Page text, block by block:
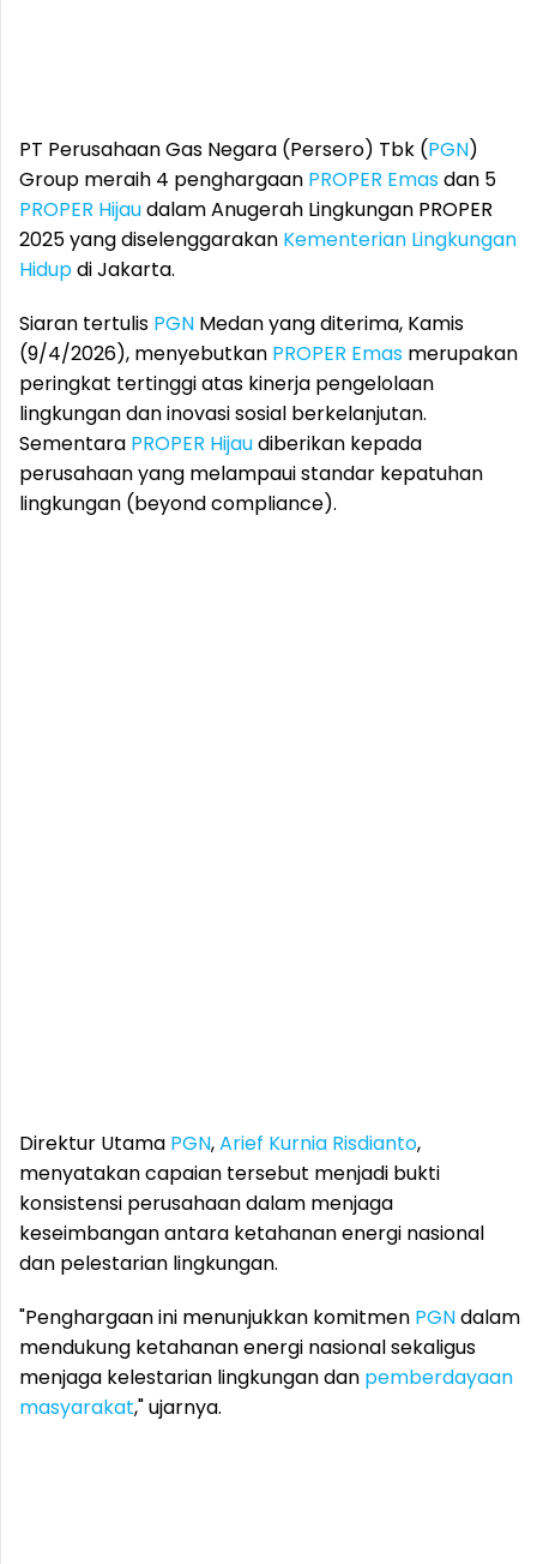
PT Perusahaan Gas Negara (Persero) Tbk (PGN)
Group meraih 4 penghargaan PROPER Emasdan 5
PROPER Hijaudalam Anugerah Lingkungan PROPER
2025 yang diselenggarakan Kementerian Lingkungan
Hidupdi Jakarta.
Siaran tertulis PGN Medan yang diterima, Kamis
(9/4/2026), menyebutkan PROPER Emas merupakan
peringkat tertinggi atas kinerja pengelolaan
lingkungan dan inovasi sosial berkelanjutan.
Sementara PROPER Hijaudiberikan kepada
perusahaan yang melampaui standar kepatuhan
lingkungan (beyond compliance).
Direktur Utama PGN,Arief Kurnia Risdianto,
menyatakan capaian tersebut menjadi bukti
konsistensi perusahaan dalam menjaga
keseimbangan antara ketahanan energi nasional
dan pelestarian lingkungan.
"Penghargaan ini menunjukkan komitmen PGNdalam
mendukung ketahanan energi nasional sekaligus
menjaga kelestarian lingkungan dan pemberdayaan
masyarakat," ujarnya.